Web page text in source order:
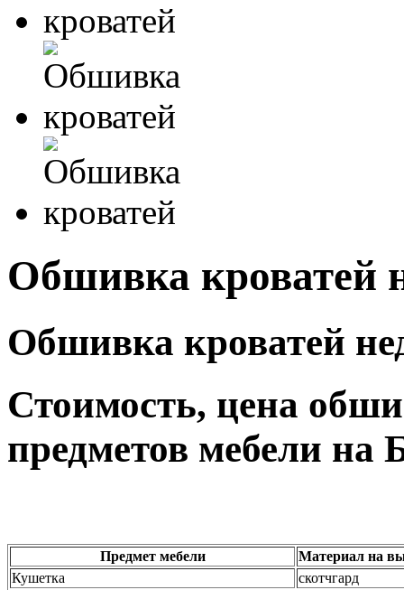
Обшивка кроватей
Обшивка кроватей
Стоимость, цена
предметов мебели на
Предмет мебели
Материал на
Кушетка
скотчгард